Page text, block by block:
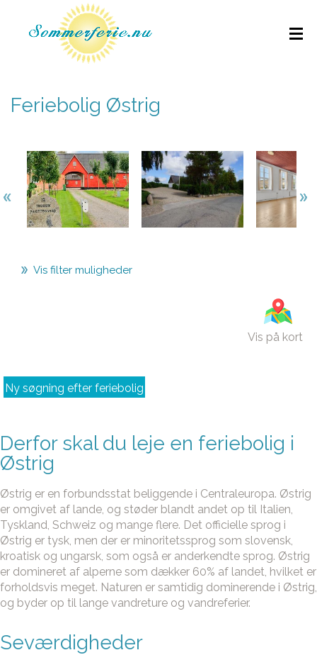
Feriebolig Østrig
Vis filter muligheder
Vis på kort
Ny søgning efter feriebolig
Derfor skal du leje en feriebolig i
Østrig
Østrig er en forbundsstat beliggende i Centraleuropa. Østrig
er omgivet af lande, og støder blandt andet op til Italien,
Tyskland, Schweiz og mange flere. Det officielle sprog i
Østrig er tysk, men der er minoritetssprog som slovensk,
kroatisk og ungarsk, som også er anderkendte sprog. Østrig
er domineret af alperne som dækker 60% af landet, hvilket er
forholdsvis meget. Naturen er samtidig dominerende i Østrig,
og byder op til lange vandreture og vandreferier.
Seværdigheder